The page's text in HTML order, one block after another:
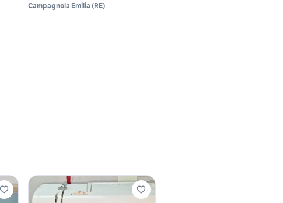
Campagnola Emilia (RE)